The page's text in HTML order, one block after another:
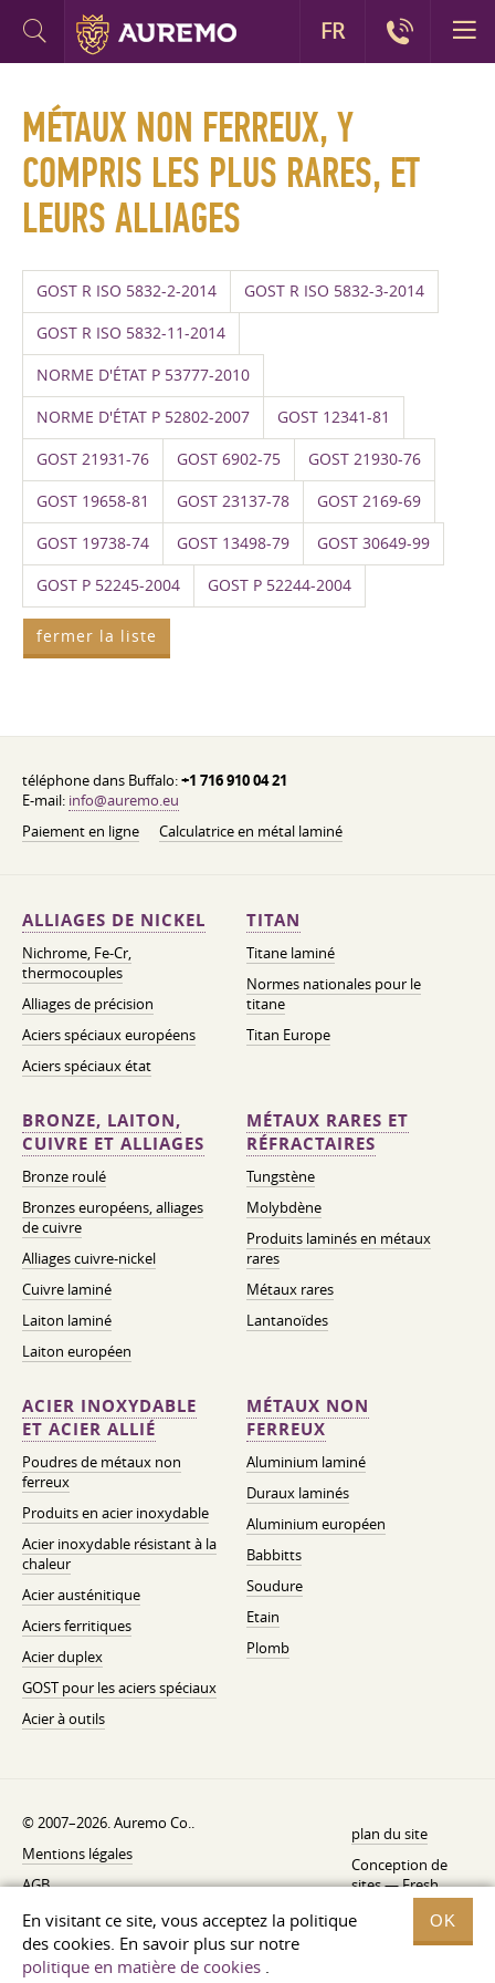
En visitant ce site, vous acceptez la politique
des cookies. En savoir plus sur notre
politique en matière de cookies .
OK
MÉTAUX NON FERREUX, Y
COMPRIS LES PLUS RARES, ET
LEURS ALLIAGES
GOST R ISO 5832-2-2014 GOST R ISO 5832-3-2014
GOST R ISO 5832-11-2014
NORME D'ÉTAT P 53777-2010
NORME D'ÉTAT P 52802-2007 GOST 12341-81
GOST 21931-76 GOST 6902-75 GOST 21930-76
GOST 19658-81 GOST 23137-78 GOST 2169-69
GOST 19738-74 GOST 13498-79 GOST 30649-99
GOST P 52245-2004 GOST P 52244-2004
fermer la liste
téléphone dans Buffalo:+1 716 910 04 21
E-mail: info@auremo.eu
Paiement en ligne
Calculatrice en métal laminé
ALLIAGES DE NICKEL
Nichrome, Fe-Cr,
thermocouples
Alliages de précision
Aciers spéciaux européens
Aciers spéciaux état
TITAN
Titane laminé
Normes nationales pour le
titane
Titan Europe
BRONZE, LAITON,
CUIVRE ET ALLIAGES
Bronze roulé
Bronzes européens, alliages
de cuivre
Alliages cuivre-nickel
Cuivre laminé
Laiton laminé
Laiton européen
MÉTAUX RARES ET
RÉFRACTAIRES
Tungstène
Molybdène
Produits laminés en métaux
rares
Métaux rares
Lantanoïdes
ACIER INOXYDABLE
ET ACIER ALLIÉ
Poudres de métaux non
ferreux
Produits en acier inoxydable
Acier inoxydable résistant à la
chaleur
Acier austénitique
Aciers ferritiques
Acier duplex
GOST pour les aciers spéciaux
Acier à outils
MÉTAUX NON
FERREUX
Aluminium laminé
Duraux laminés
Aluminium européen
Babbitts
Soudure
Etain
Plomb
© 2007–2026. Auremo Co..
Mentions légales
AGB
Politique de rétractation
Politique de confidentialité
plan du site
Conception de
sites —Fresh
FR